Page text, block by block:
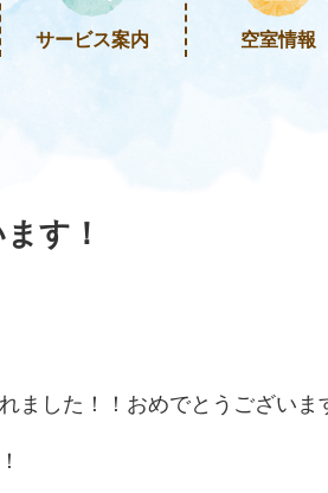
サービス案内 空室情報
す！
ました！！おめでとうございま